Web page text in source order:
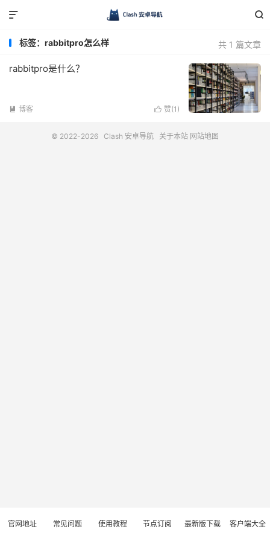


共 1 篇文章
标签：rabbitpro怎么样
rabbitpro是什么？
 赞(1 )
 博客
© 2022-2026 Clash 安卓导航 关于本站 网站地图
官网地址 常见问题 使用教程 节点订阅 最新版下载 客户端大全